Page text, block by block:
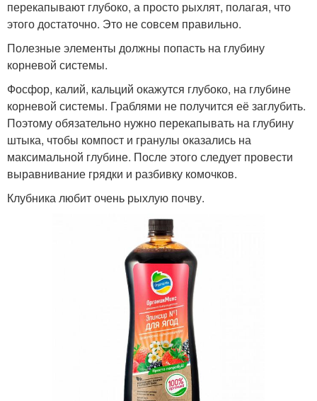
перекапывают глубоко, а просто рыхлят, полагая, что
этого достаточно. Это не совсем правильно.
Полезные элементы должны попасть на глубину
корневой системы.
Фосфор, калий, кальций окажутся глубоко, на глубине
корневой системы. Граблями не получится её заглубить.
Поэтому обязательно нужно перекапывать на глубину
штыка, чтобы компост и гранулы оказались на
максимальной глубине. После этого следует провести
выравнивание грядки и разбивку комочков.
Клубника любит очень рыхлую почву.